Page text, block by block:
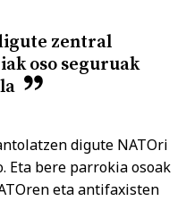
zentral
oso seguruak
digute NATOri
Eta bere parrokia osoak
eta antifaxisten